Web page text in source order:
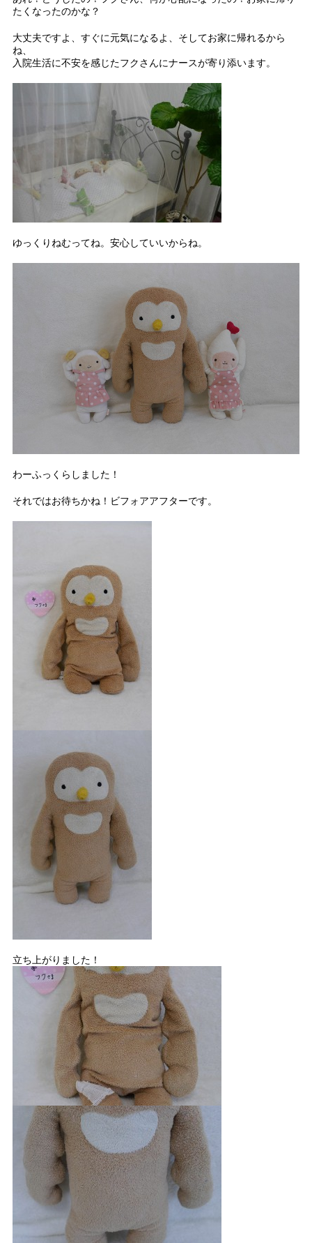
たくなったのかな？
大丈夫ですよ、すぐに元気になるよ、そしてお家に帰れるから
ね、
入院生活に不安を感じたフクさんにナースが寄り添います。
ゆっくりねむってね。安心していいからね。
わーふっくらしました！
それではお待ちかね！ビフォアアフターです。
立ち上がりました！